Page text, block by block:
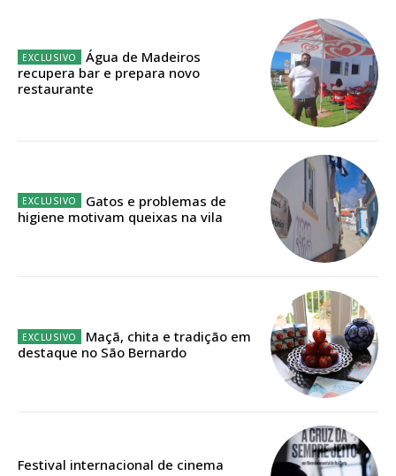
Planos de Assinatura
Faça-se assinante do Região de Cister e ajude-nos a manter este serviço
Escolha o plano de assinatura desejado:
32€
Edição em papel entregue à Quinta-feira em sua
Água de Madeiros
recupera bar e prepara novo
restaurante
Gatos e problemas de
higiene motivam queixas na vila
Maçã, chita e tradição em
destaque no São Bernardo
Festival internacional de cinema